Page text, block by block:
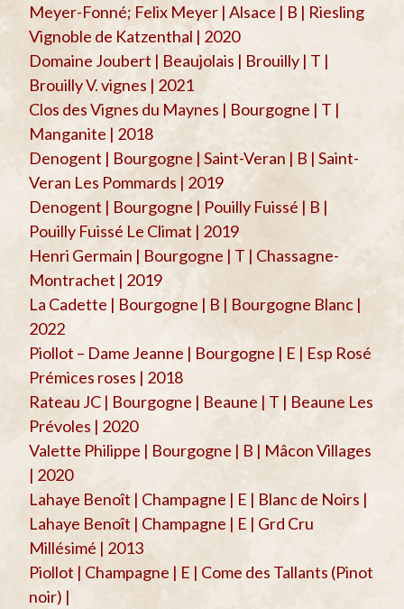
Meyer-Fonné; Felix Meyer | Alsace | B | Riesling
Vignoble de Katzenthal | 2020
Domaine Joubert | Beaujolais | Brouilly | T |
Brouilly V. vignes | 2021
Clos des Vignes du Maynes | Bourgogne | T |
Manganite | 2018
Denogent | Bourgogne | Saint-Veran | B | Saint-
Veran Les Pommards | 2019
Denogent | Bourgogne | Pouilly Fuissé | B |
Pouilly Fuissé Le Climat | 2019
Henri Germain | Bourgogne | T | Chassagne-
Montrachet | 2019
La Cadette | Bourgogne | B | Bourgogne Blanc |
2022
Piollot – Dame Jeanne | Bourgogne | E | Esp Rosé
Prémices roses | 2018
Rateau JC | Bourgogne | Beaune | T | Beaune Les
Prévoles | 2020
Valette Philippe | Bourgogne | B | Mâcon Villages
| 2020
Lahaye Benoît | Champagne | E | Blanc de Noirs |
Lahaye Benoît | Champagne | E | Grd Cru
Millésimé | 2013
Piollot | Champagne | E | Come des Tallants (Pinot
noir) |